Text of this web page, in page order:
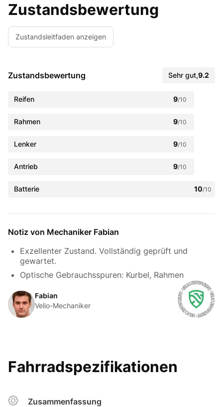
Zustandsbewertung
Zustandsleitfaden anzeigen
Zustandsbewertung Sehr gut,9.2
Reifen 9/10
Rahmen 9/10
Lenker 9/10
Antrieb 9/10
Batterie 10/10
Notiz von Mechaniker Fabian
Exzellenter Zustand. Vollständig geprüft und
gewartet.
Optische Gebrauchsspuren: Kurbel, Rahmen
Fabian
Velio-Mechaniker
Fahrradspezifikationen
Zusammenfassung